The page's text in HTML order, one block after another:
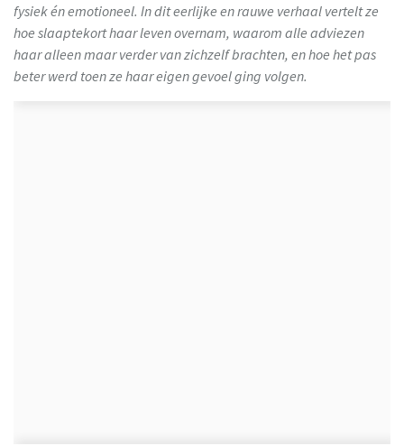
fysiek én emotioneel. In dit eerlijke en rauwe verhaal vertelt ze
hoe slaaptekort haar leven overnam, waarom alle adviezen
haar alleen maar verder van zichzelf brachten, en hoe het pas
beter werd toen ze haar eigen gevoel ging volgen.